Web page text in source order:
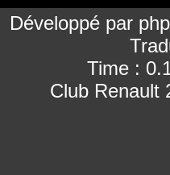
Développé par
Time :
Club Renault